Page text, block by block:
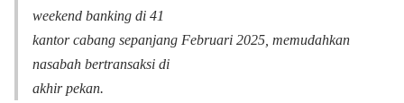
weekend banking di 41
kantor cabang sepanjang Februari 2025, memudahkan
nasabah bertransaksi di
akhir pekan.